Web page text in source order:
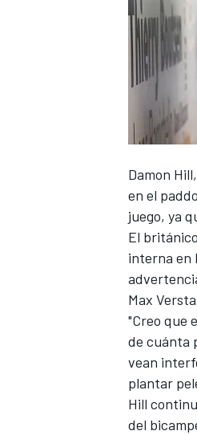
NASCAR CUP
FÓRMULA E
Damon Hill
en el
juego, ya
El
interna en
Max
"Creo que
de cuánta
vean
plantar
Hill
del